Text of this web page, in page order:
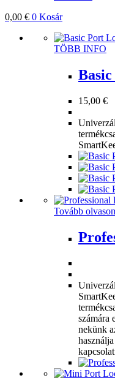
0,00 € 0 Kosár
TÖBB INFO
a
ki
15,00 €
Tovább
számára
nekünk